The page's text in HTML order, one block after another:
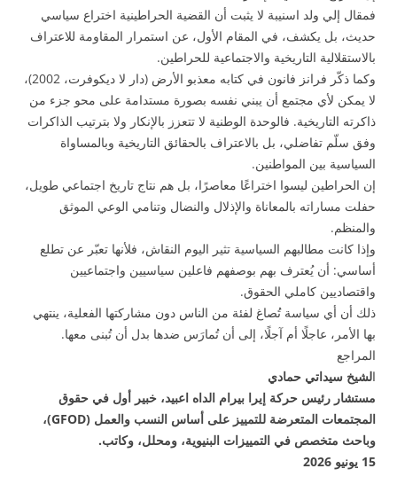
فمقال إلي ولد اسنيبة لا يثبت أن القضية الحراطينية اختراع سياسي
حديث، بل يكشف، في المقام الأول، عن استمرار المقاومة للاعتراف
بالاستقلالية التاريخية والاجتماعية للحراطين.
وكما ذكّر فرانز فانون في كتابه معذبو الأرض (دار لا ديكوفرت، 2002)،
لا يمكن لأي مجتمع أن يبني نفسه بصورة مستدامة على محو جزء من
ذاكرته التاريخية. فالوحدة الوطنية لا تتعزز بالإنكار ولا بترتيب الذاكرات
وفق سلّم تفاضلي، بل بالاعتراف بالحقائق التاريخية وبالمساواة
السياسية بين المواطنين.
إن الحراطين ليسوا اختراعًا معاصرًا، بل هم نتاج تاريخ اجتماعي طويل،
حفلت مساراته بالمعاناة والإذلال والنضال وتنامي الوعي الموثق
والمنظم.
وإذا كانت مطالبهم السياسية تثير اليوم النقاش، فلأنها تعبّر عن تطلع
أساسي: أن يُعترف بهم بوصفهم فاعلين سياسيين واجتماعيين
واقتصاديين كاملي الحقوق.
ذلك أن أي سياسة تُصاغ لفئة من الناس دون مشاركتها الفعلية، ينتهي
بها الأمر، عاجلًا أم آجلًا، إلى أن تُمارَس ضدها بدل أن تُبنى معها.
المراجع
الشيخ سيداتي حمادي
مستشار رئيس حركة إيرا بيرام الداه اعبيد، خبير أول في حقوق
المجتمعات المتعرضة للتمييز على أساس النسب والعمل (GFOD)،
وباحث متخصص في التمييزات البنيوية، ومحلل، وكاتب.
15 يونيو 2026